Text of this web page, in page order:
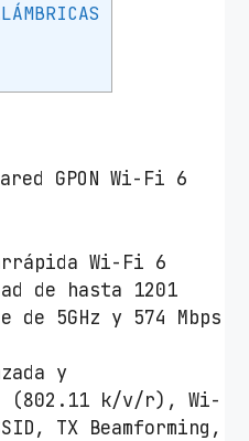
GPON Wi-Fi 6
Wi-Fi 6
de hasta 1201
de 5GHz y 574 Mbps
y
(802.11 k/v/r), Wi-
TX Beamforming,